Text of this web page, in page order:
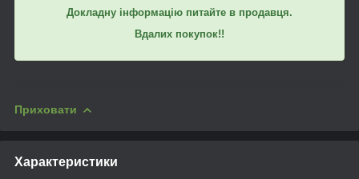
Докладну інформацію питайте в продавця.
Вдалих покупок!!
Приховати
Характеристики